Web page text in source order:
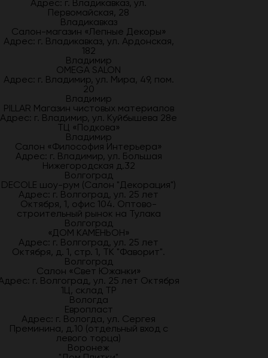
Адрес: г. Владикавказ, ул.
Первомайская, 28
Владикавказ
Салон-магазин «Лепные Декоры»
Адрес: г. Владикавказ, ул. Ардонская,
182
Владимир
OMEGA SALON
Адрес: г. Владимир, ул. Мира, 49, пом.
20
Владимир
PILLAR Магазин чистовых материалов
Адрес: г. Владимир, ул. Куйбышева 28е
ТЦ «Подкова»
Владимир
Салон «Философия Интерьера»
Адрес: г. Владимир, ул. Большая
Нижегородская д.32
Волгоград
DECOLE шоу-рум (Салон "Декорация")
Адрес: г. Волгоград, ул. 25 лет
Октября, 1, офис 104. Оптово-
строительный рынок на Тулака
Волгоград
«ДОМ КАМЕНЬОН»
Адрес: г. Волгоград, ул. 25 лет
Октября, д. 1, стр. 1, ТК "Фаворит".
Волгоград
Салон «Свет Южанки»
г. Волгоград, ул. 25 лет Октября
1Ц, склад ТР
Вологда
Европласт
Адрес: г. Вологда, ул. Сергея
Преминина, д.10 (отдельный вход с
левого торца)
Воронеж